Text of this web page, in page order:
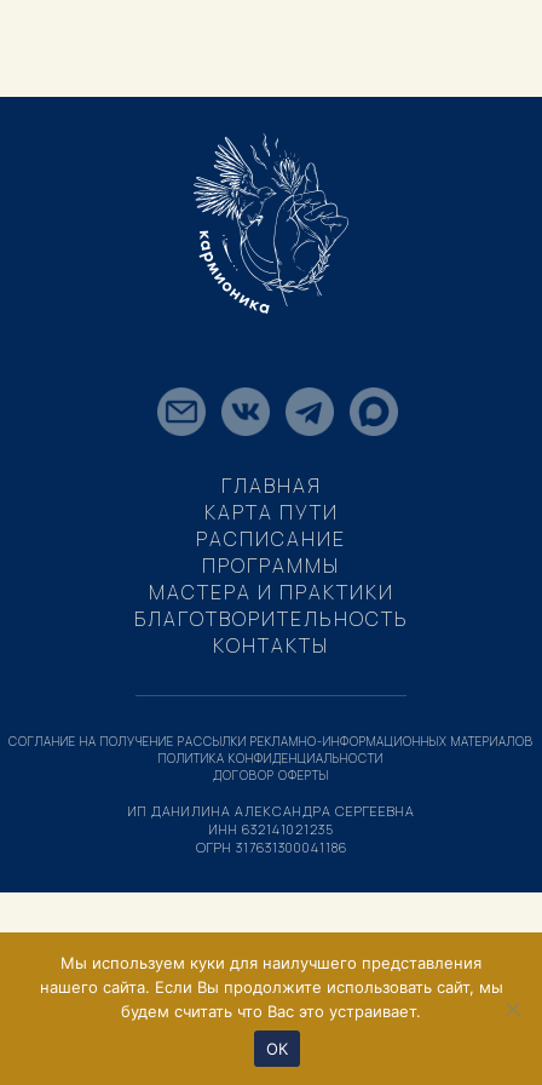
ГЛАВНАЯ
КАРТА ПУТИ
РАСПИСАНИЕ
ПРОГРАММЫ
МАСТЕРА И ПРАКТИКИ
БЛАГОТВОРИТЕЛЬНОСТЬ
КОНТАКТЫ
ИП ДАНИЛИНА АЛЕКСАНДРА СЕРГЕЕВНА
ИНН 632141021235
ОГРН 317631300041186
СОГЛАНИЕ НА ПОЛУЧЕНИЕ РАССЫЛКИ РЕКЛАМНО-ИНФОРМАЦИОННЫХ МАТЕРИАЛОВ
ПОЛИТИКА КОНФИДЕНЦИАЛЬНОСТИ
ДОГОВОР ОФЕРТЫ
Мы используем куки для наилучшего представления
нашего сайта. Если Вы продолжите использовать сайт, мы
будем считать что Вас это устраивает.
ОК